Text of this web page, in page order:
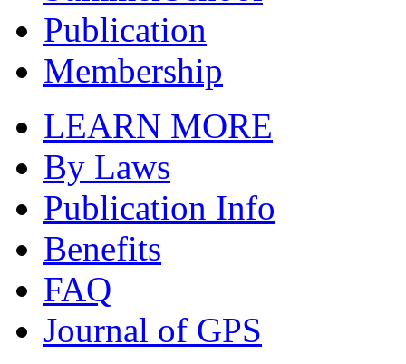
Publication
Membership
LEARN MORE
By Laws
Publication Info
Benefits
FAQ
Journal of GPS